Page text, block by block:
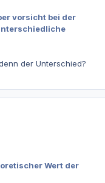
vorsicht bei der
der Unterschied?
Wert der